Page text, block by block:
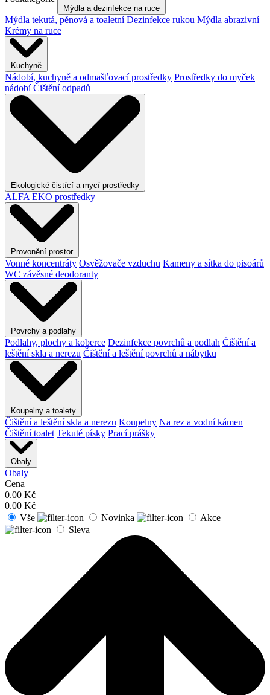
Mýdla a dezinfekce na ruce
Mýdla tekutá, pěnová a toaletní Dezinfekce rukou Mýdla abrazivní
Krémy na ruce
Kuchyně
Nádobí, kuchyně a odmašťovací prostředky Prostředky do myček
nádobí Čištění odpadů
Ekologické čistící a mycí prostředky
ALFA EKO prostředky
Provonění prostor
Vonné koncentráty Osvěžovače vzduchu Kameny a sítka do pisoárů
WC závěsné deodoranty
Povrchy a podlahy
Podlahy, plochy a koberce Dezinfekce povrchů a podlah Čištění a
leštění skla a nerezu Čištění a leštění povrchů a nábytku
Koupelny a toalety
Čištění a leštění skla a nerezu Koupelny Na rez a vodní kámen
Čištění toalet Tekuté písky Prací prášky
Obaly
Obaly
Cena
0.00 Kč
0.00 Kč
Vše
Novinka
Akce
Sleva